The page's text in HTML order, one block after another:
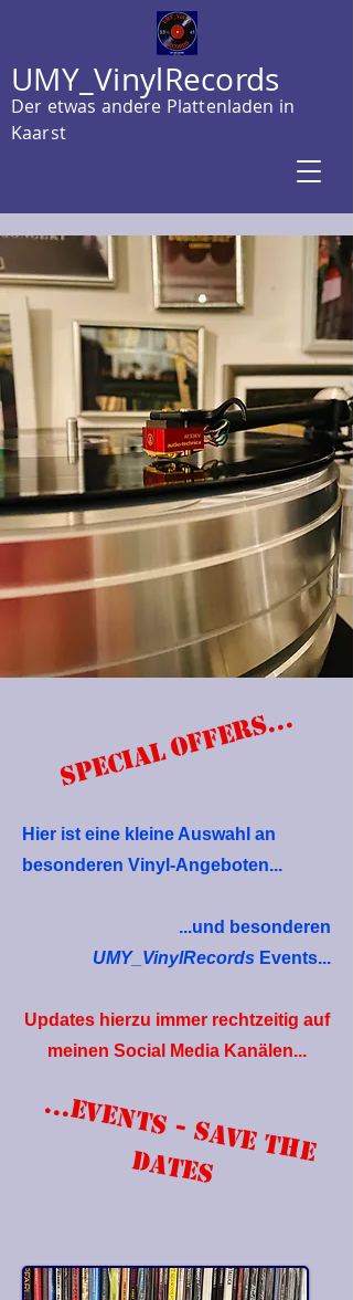
UMY_VinylRecords
Der etwas andere Plattenladen in
Kaarst
SPECIAL OFFERs...
Hier ist eine kleine Auswahl an
besonderen Vinyl-Angeboten...
...und besonderen
UMY_VinylRecords Events...
Updates hierzu immer rechtzeitig auf
meinen Social Media Kanälen...
...E
V
E
N
T
S
- S
A
V
E
T
H
E
D
A
T
E
S